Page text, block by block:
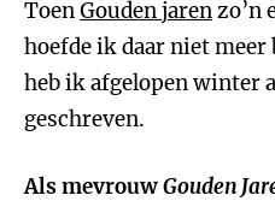
ToenGouden jarenzo’n
hoefde ik daar niet meer
heb ik afgelopen winter
geschreven.
Als mevrouwGouden